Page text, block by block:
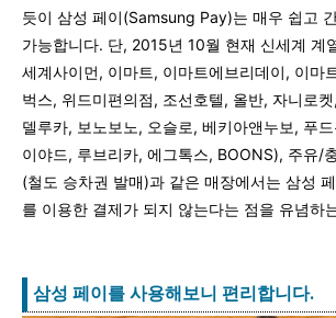
듯이 삼성 페이(Samsung Pay)는 매우 쉽고
가능합니다. 단, 2015년 10월 현재 신세계 계
세계사이먼, 이마트, 이마트에브리데이, 이마
벅스, 위드미편의점, 조선호텔, 올반, 자니로
델루카, 보노보노, 오슬로, 베키아앤누보, 푸
이야드, 루브리카, 에그톡스, BOONS), 주유/
(철도 승차권 발매)과 같은 매장에서는 삼성
를 이용한 결제가 되지 않는다는 점을 유념하
삼성 페이를 사용해보니 편리합니다.